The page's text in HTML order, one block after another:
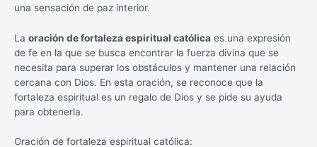
una sensación de paz interior.
La oración de fortaleza espiritual católica es una expresión
de fe en la que se busca encontrar la fuerza divina que se
necesita para superar los obstáculos y mantener una relación
cercana con Dios. En esta oración, se reconoce que la
fortaleza espiritual es un regalo de Dios y se pide su ayuda
para obtenerla.
Oración de fortaleza espiritual católica: